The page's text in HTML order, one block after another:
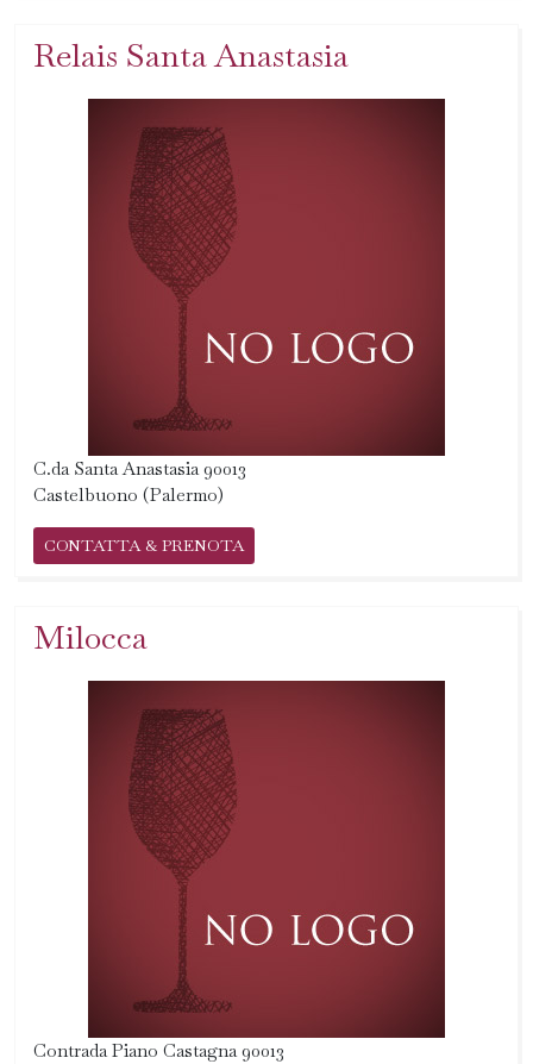
Relais Santa Anastasia
C.da Santa Anastasia 90013
Castelbuono (Palermo)
CONTATTA & PRENOTA
Milocca
Contrada Piano Castagna 90013